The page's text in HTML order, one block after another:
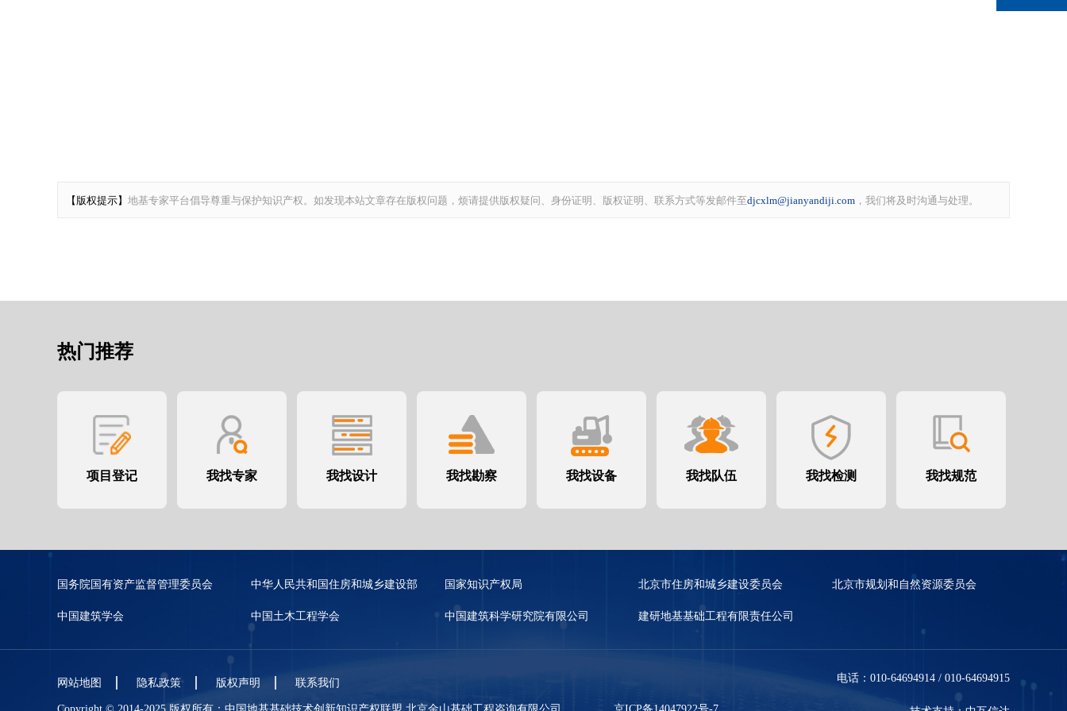
【版权提示】 地基专家平台倡导尊重与保护知识产权。如发现本站文章存在版权问题，烦请提供版权疑问、身份证明、版权证明、联系方式等发邮件至djcxlm@jianyandiji.com ，我们将及时沟通与处理。
热门推荐
项目登记 我找专家 我找设计 我找勘察 我找设备 我找队伍 我找检测 我找规范
国务院国有资产监督管理委员会 中华人民共和国住房和城乡建设部 国家知识产权局 北京市住房和城乡建设委员会 北京市规划和自然资源委员会
中国建筑学会 中国土木工程学会 中国建筑科学研究院有限公司 建研地基基础工程有限责任公司
网站地图 隐私政策 版权声明 联系我们 电话：010-64694914 / 010-64694915